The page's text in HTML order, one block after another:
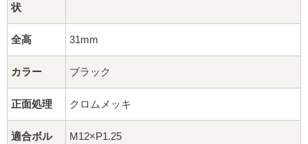
20インチ：夏タイヤホイール
ホイールナット
平面座ナット
状
全高 31mm
カラー ブラック
正面処理 クロムメッキ
適合ボル
M12×P1.25